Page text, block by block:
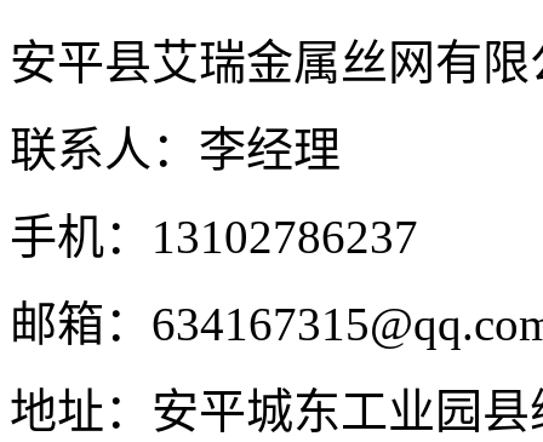
安平县艾瑞金属丝网有限
联系人：李经理
手机：13102786237
邮箱：
地址：安平城东工业园县